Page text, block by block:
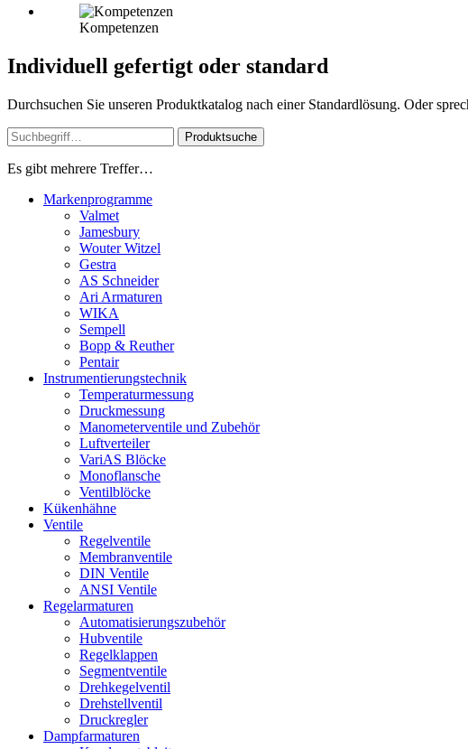
Kompetenzen
Individuell gefertigt oder standard
Durchsuchen Sie unseren Produktkatalog nach einer Standardlösung. Oder
Produktsuche
Es gibt mehrere Treffer…
Markenprogramme
Valmet
Jamesbury
Wouter Witzel
Gestra
AS Schneider
Ari Armaturen
WIKA
Sempell
Bopp & Reuther
Pentair
Instrumentierungs­technik
Temperaturmessung
Druckmessung
Manometerventile und Zubehör
Luftverteiler
VariAS Blöcke
Monoflansche
Ventilblöcke
Kükenhähne
Ventile
Regelventile
Membranventile
DIN Ventile
ANSI Ventile
Regelarmaturen
Automatisierungszubehör
Hubventile
Regelklappen
Segmentventile
Drehkegelventil
Drehstellventil
Druckregler
Dampfarmaturen